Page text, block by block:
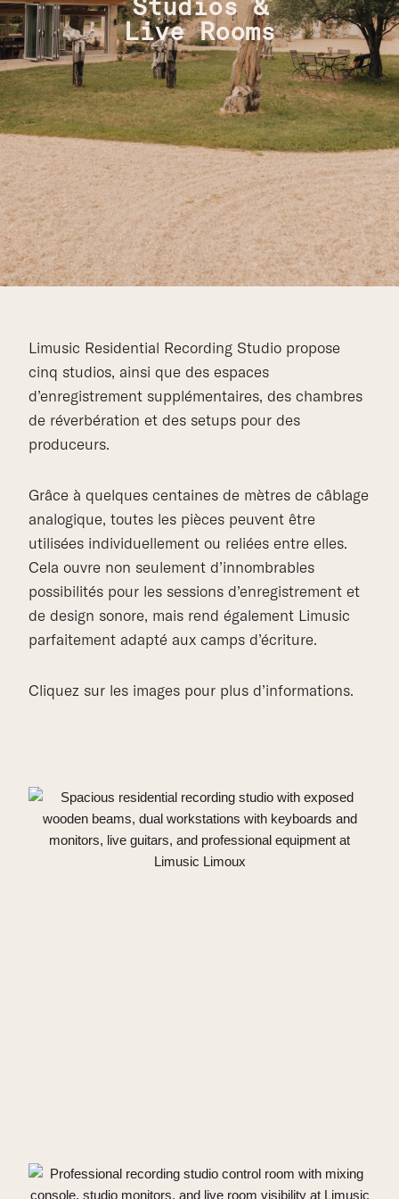
Live Rooms
Limusic Residential Recording Studio propose
cinq studios, ainsi que des espaces
d’enregistrement supplémentaires, des chambres
de réverbération et des setups pour des
produceurs.
Grâce à quelques centaines de mètres de câblage
analogique, toutes les pièces peuvent être
utilisées individuellement ou reliées entre elles.
Cela ouvre non seulement d’innombrables
possibilités pour les sessions d’enregistrement et
de design sonore, mais rend également Limusic
parfaitement adapté aux camps d’écriture.
Cliquez sur les images pour plus d’informations.